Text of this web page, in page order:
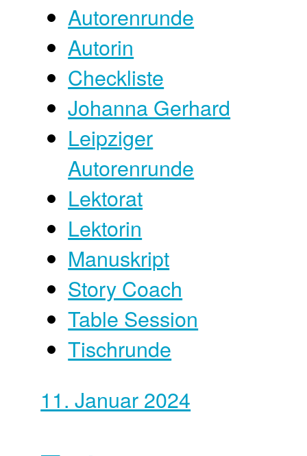
Autorenrunde
Autorin
Checkliste
Johanna Gerhard
Leipziger
Autorenrunde
Lektorat
Lektorin
Manuskript
Story Coach
Table Session
Tischrunde
11. Januar 2024